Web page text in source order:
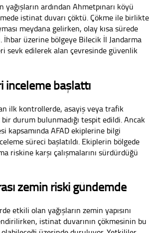
ardından Ahmetpınarı köyü
istinat duvarı çöktü. Çökme ile birlikte
meydana gelirken, olay kısa sürede
üzerine bölgeye Bilecik İl Jandarma
sevk edilerek alan çevresinde güvenlik
inceleme başlattı
ilk kontrollerde, asayiş veya trafik
bir durum bulunmadığı tespit edildi. Ancak
kapsamında AFAD ekiplerine bilgi
süreci başlatıldı. Ekiplerin bölgede
riskine karşı çalışmalarını sürdürdüğü
zemin riski gündemde
etkili olan yağışların zemin yapısını
istinat duvarının çökmesinin bu